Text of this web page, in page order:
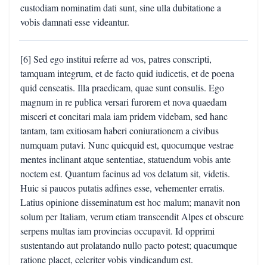
custodiam nominatim dati sunt, sine ulla dubitatione a
vobis damnati esse videantur.
[6] Sed ego institui referre ad vos, patres conscripti,
tamquam integrum, et de facto quid iudicetis, et de poena
quid censeatis. Illa praedicam, quae sunt consulis. Ego
magnum in re publica versari furorem et nova quaedam
misceri et concitari mala iam pridem videbam, sed hanc
tantam, tam exitiosam haberi coniurationem a civibus
numquam putavi. Nunc quicquid est, quocumque vestrae
mentes inclinant atque sententiae, statuendum vobis ante
noctem est. Quantum facinus ad vos delatum sit, videtis.
Huic si paucos putatis adfines esse, vehementer erratis.
Latius opinione disseminatum est hoc malum; manavit non
solum per Italiam, verum etiam transcendit Alpes et obscure
serpens multas iam provincias occupavit. Id opprimi
sustentando aut prolatando nullo pacto potest; quacumque
ratione placet, celeriter vobis vindicandum est.